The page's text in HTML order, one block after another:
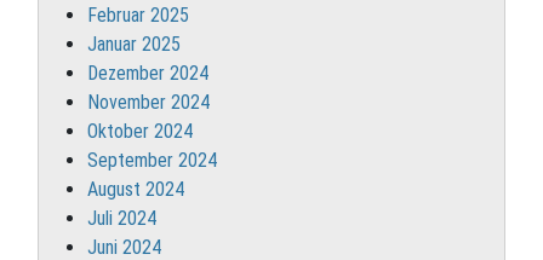
Februar 2025
Januar 2025
Dezember 2024
November 2024
Oktober 2024
September 2024
August 2024
Juli 2024
Juni 2024